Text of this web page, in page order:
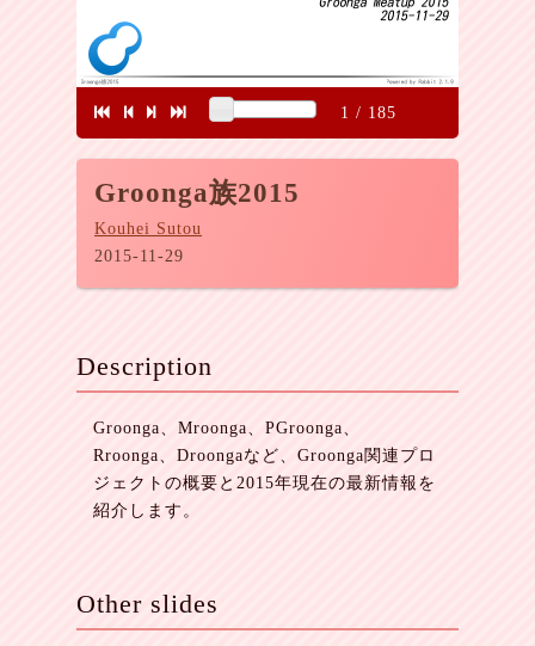
Groonga族2015
Kouhei Sutou
2015-11-29
1 / 185
Description
Groonga、Mroonga、PGroonga、
Rroonga、Droongaなど、Groonga関連プロ
ジェクトの概要と2015年現在の最新情報を
紹介します。
Other slides